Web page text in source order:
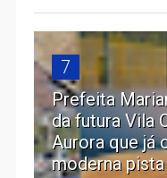
7
Prefeita
da futura Vila
Aurora que já
moderna